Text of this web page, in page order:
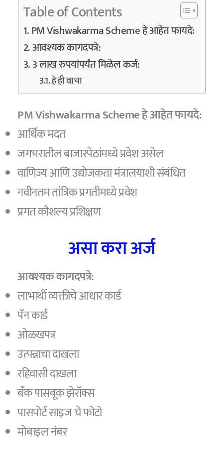
Table of Contents
PM Vishwakarma Scheme हे आहेत फायदे:
आवश्यक कागदपत्रे:
3 लाख रुपयांपर्यंत मिळेल कर्ज:
हे ही वाचा
PM Vishwakarma Scheme हे आहेत फायदे:
आर्थिक मदत
जगभरातील बाजारपेठांमध्ये प्रवेश असेल
वाणिज्य आणि उद्योजकता मंत्रालयाशी संबंधित
नवीनतम तांत्रिक प्रगतीमध्ये प्रवेश
प्रगत कौशल्य प्रशिक्षण
असा करा अर्ज
आवश्यक कागदपत्रे:
लाभार्थी व्यक्तीचे आधार कार्ड
पॅन कार्ड
ओळखपत्र
उत्पन्नाचा दाखला
रहिवासी दाखला
बँक पासबूक झेरॉक्स
पासपोर्ट साइज चे फोटो
मोबाइल नंबर